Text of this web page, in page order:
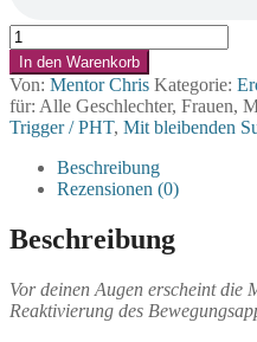
Mentor
Chris:
Drohnenfabrik
-
Umwandlung
in
eine
Drohne
In den Warenkorb
Von: Mentor Chris Kategorie:
für: Alle Geschlechter, Frauen,
Trigger / PHT, Mit bleibenden
Beschreibung
Rezensionen (0)
Beschreibung
Vor deinen Augen erscheint die
Reaktivierung des